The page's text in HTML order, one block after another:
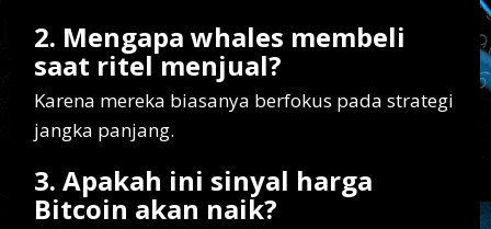
2. Mengapa whales membeli
saat ritel menjual?
Karena mereka biasanya berfokus pada strategi
jangka panjang.
3. Apakah ini sinyal harga
Bitcoin akan naik?